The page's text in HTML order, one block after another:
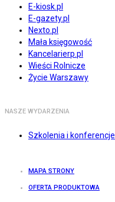
E-kiosk.pl
E-gazety.pl
Nexto.pl
Mała księgowość
Kancelarierp.pl
Wieści Rolnicze
Życie Warszawy
NASZE WYDARZENIA
Szkolenia i konferencje
MAPA STRONY
OFERTA PRODUKTOWA